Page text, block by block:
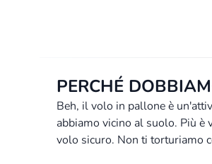
PERCHÉ
Beh, il volo in pallone è
abbiamo vicino al suolo. Più
volo sicuro. Non ti torturiamo